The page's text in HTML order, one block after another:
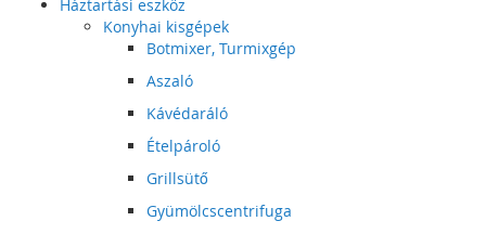
Háztartási eszköz
Konyhai kisgépek
Botmixer, Turmixgép
Aszaló
Kávédaráló
Ételpároló
Grillsütő
Gyümölcscentrifuga